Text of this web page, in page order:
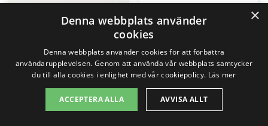
Rosa Himmel, liggande bukett
Gå till butik
Hög Begravningsdekoration
Gå till butik
×
Denna webbplats använder
cookies
Denna webbplats använder cookies för att förbättra
användarupplevelsen. Genom att använda vår webbplats samtycker
du till alla cookies i enlighet med vår cookiepolicy. Läs mer
ACCEPTERA ALLA AVVISA ALLT